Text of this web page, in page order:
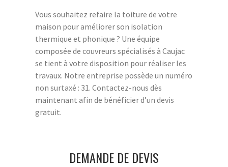
Vous souhaitez refaire la toiture de votre
maison pour améliorer son isolation
thermique et phonique ? Une équipe
composée de couvreurs spécialisés à Caujac
se tient à votre disposition pour réaliser les
travaux. Notre entreprise possède un numéro
non surtaxé : 31. Contactez-nous dès
maintenant afin de bénéficier d’un devis
gratuit.
DEMANDE DE DEVIS